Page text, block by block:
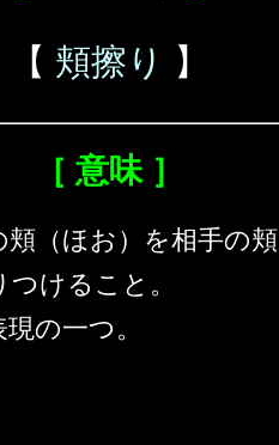
【 頬擦り 】
［ 意味 ］
頬（ほお）を相手の頬
つけること。
の一つ。